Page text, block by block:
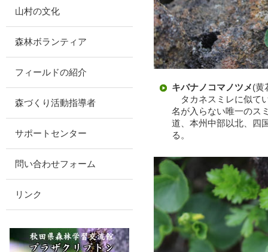
山村の文化
森林ボランティア
フィールドの紹介
森づくり活動指導者
サポートセンター
問い合わせフォーム
リンク
キバナノコマノツメ(黄
タカネスミレに似て
名が入らない唯一のス
道、本州中部以北、四
る。